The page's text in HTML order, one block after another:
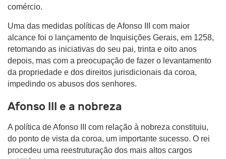
comércio.
Uma das medidas políticas de Afonso III com maior
alcance foi o lançamento de Inquisições Gerais, em 1258,
retomando as iniciativas do seu pai, trinta e oito anos
depois, mas com a preocupação de fazer o levantamento
da propriedade e dos direitos jurisdicionais da coroa,
impedindo os abusos dos senhores.
Afonso III e a nobreza
A política de Afonso III com relação à nobreza constituiu,
do ponto de vista da coroa, um importante sucesso. O rei
procedeu uma reestruturação dos mais altos cargos